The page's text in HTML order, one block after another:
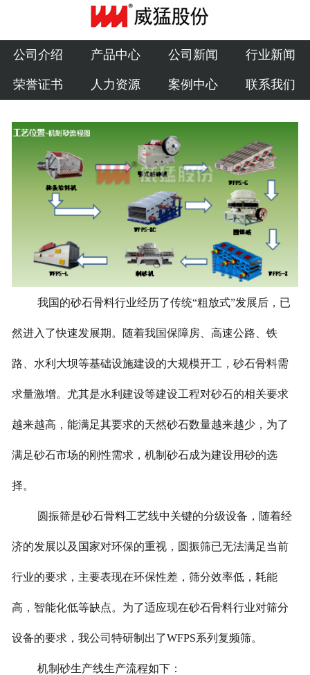
公司介绍
产品中心
公司新闻
行业新闻
荣誉证书
人力资源
案例中心
联系我们
公司介绍 产品中心 公司新闻 行业新闻
荣誉证书 人力资源 案例中心 联系我们
我国的砂石骨料行业经历了传统“粗放式”发展后，已
然进入了快速发展期。随着我国保障房、高速公路、铁
路、水利大坝等基础设施建设的大规模开工，砂石骨料需
求量激增。尤其是水利建设等建设工程对砂石的相关要求
越来越高，能满足其要求的天然砂石数量越来越少，为了
满足砂石市场的刚性需求，机制砂石成为建设用砂的选
择。
圆振筛是砂石骨料工艺线中关键的分级设备，随着经
济的发展以及国家对环保的重视，圆振筛已无法满足当前
行业的要求，主要表现在环保性差，筛分效率低，耗能
高，智能化低等缺点。为了适应现在砂石骨料行业对筛分
设备的要求，我公司特研制出了WFPS系列复频筛。
机制砂生产线生产流程如下：